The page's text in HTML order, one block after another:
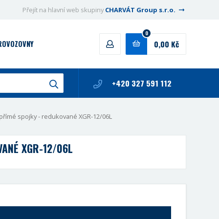
Přejít na hlavní web skupinyCHARVÁT Group s.r.o.
0
0,00 Kč
+420 327 591 112
přímé spojky - redukované XGR-12/06L
XGR-12/06L